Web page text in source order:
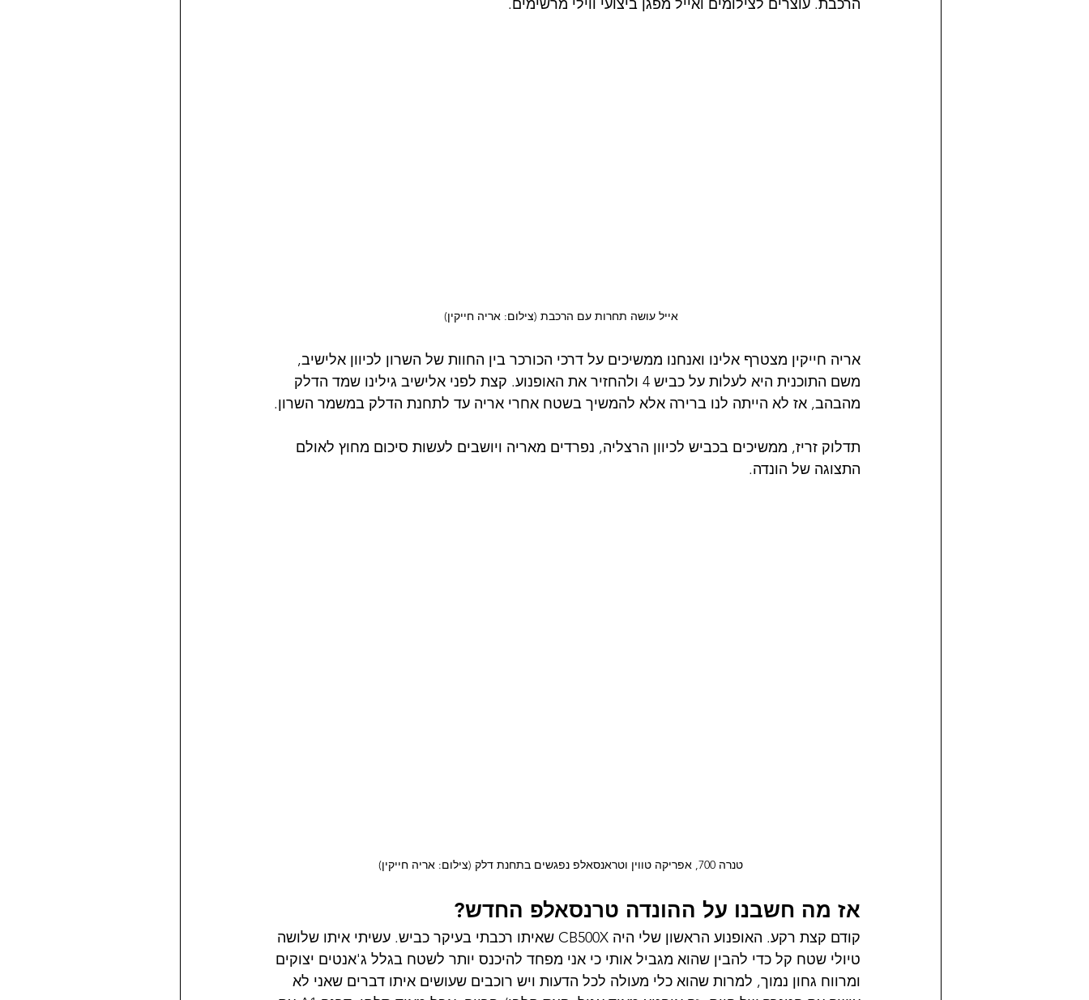
הרכבת. עוצרים לצילומים ואייל מפגן ביצועי ווילי מרשימים.
אייל עושה תחרות עם הרכבת (צילום: אריה חייקין)
אריה חייקין מצטרף אלינו ואנחנו ממשיכים על דרכי הכורכר בין החוות של השרון לכיוון אלישיב,
משם התוכנית היא לעלות על כביש 4 ולהחזיר את האופנוע. קצת לפני אלישיב גילינו שמד הדלק
מהבהב, אז לא הייתה לנו ברירה אלא להמשיך בשטח אחרי אריה עד לתחנת הדלק במשמר השרון.
תדלוק זריז, ממשיכים בכביש לכיוון הרצליה, נפרדים מאריה ויושבים לעשות סיכום מחוץ לאולם
התצוגה של הונדה.
טנרה 700, אפריקה טווין וטראנסאלפ נפגשים בתחנת דלק (צילום: אריה חייקין)
אז מה חשבנו על ההונדה טרנסאלפ החדש?
קודם קצת רקע. האופנוע הראשון שלי היה CB500X שאיתו רכבתי בעיקר כביש. עשיתי איתו שלושה
טיולי שטח קל כדי להבין שהוא מגביל אותי כי אני מפחד להיכנס יותר לשטח בגלל ג'אנטים יצוקים
ומרווח גחון נמוך, למרות שהוא כלי מעולה לכל הדעות ויש רוכבים שעושים איתו דברים שאני לא